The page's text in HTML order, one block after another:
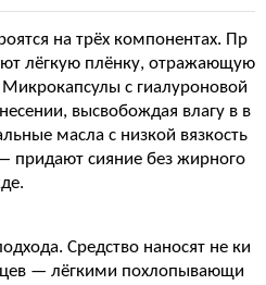
на трёх компонентах. Пр
лёгкую плёнку, отражающую
с гиалуроновой
высвобождая влагу в в
масла с низкой вязкость
сияние без жирного
Средство наносят не ки
— лёгкими похлопывающи